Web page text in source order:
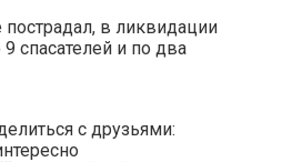
пострадал, в ликвидации
спасателей и по два
с друзьями: